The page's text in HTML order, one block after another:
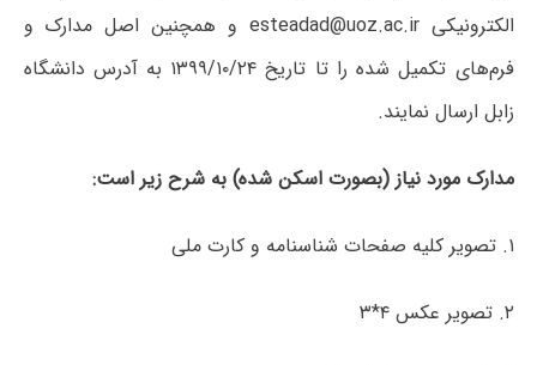
الکترونیکی esteadad@uoz.ac.ir و همچنین اصل مدارک و
فرم‌های تکمیل شده را تا تاریخ ۱۳۹۹/۱۰/۲۴ به آدرس دانشگاه
زابل ارسال نمایند.
مدارک مورد نیاز (بصورت اسکن شده) به شرح زیر است:
۱. تصویر کلیه صفحات شناسنامه و کارت ملی
۲. تصویر عکس ۴*۳